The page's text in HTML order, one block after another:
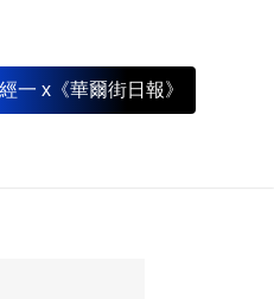
經一 x《華爾街日報》